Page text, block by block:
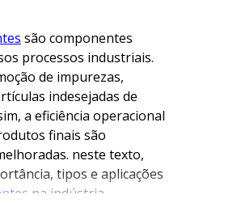
são componentes
processos industriais.
de impurezas,
indesejadas de
a eficiência operacional
finais são
neste texto,
tipos e aplicações
na indústria.